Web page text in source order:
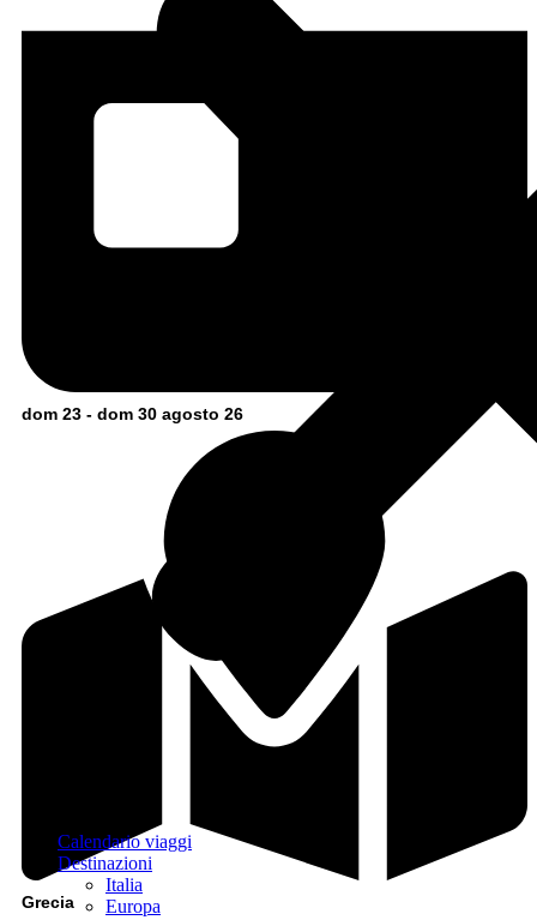
Calendario viaggi
Destinazioni
Italia
Europa
dom 23 - dom 30 agosto 26
Grecia